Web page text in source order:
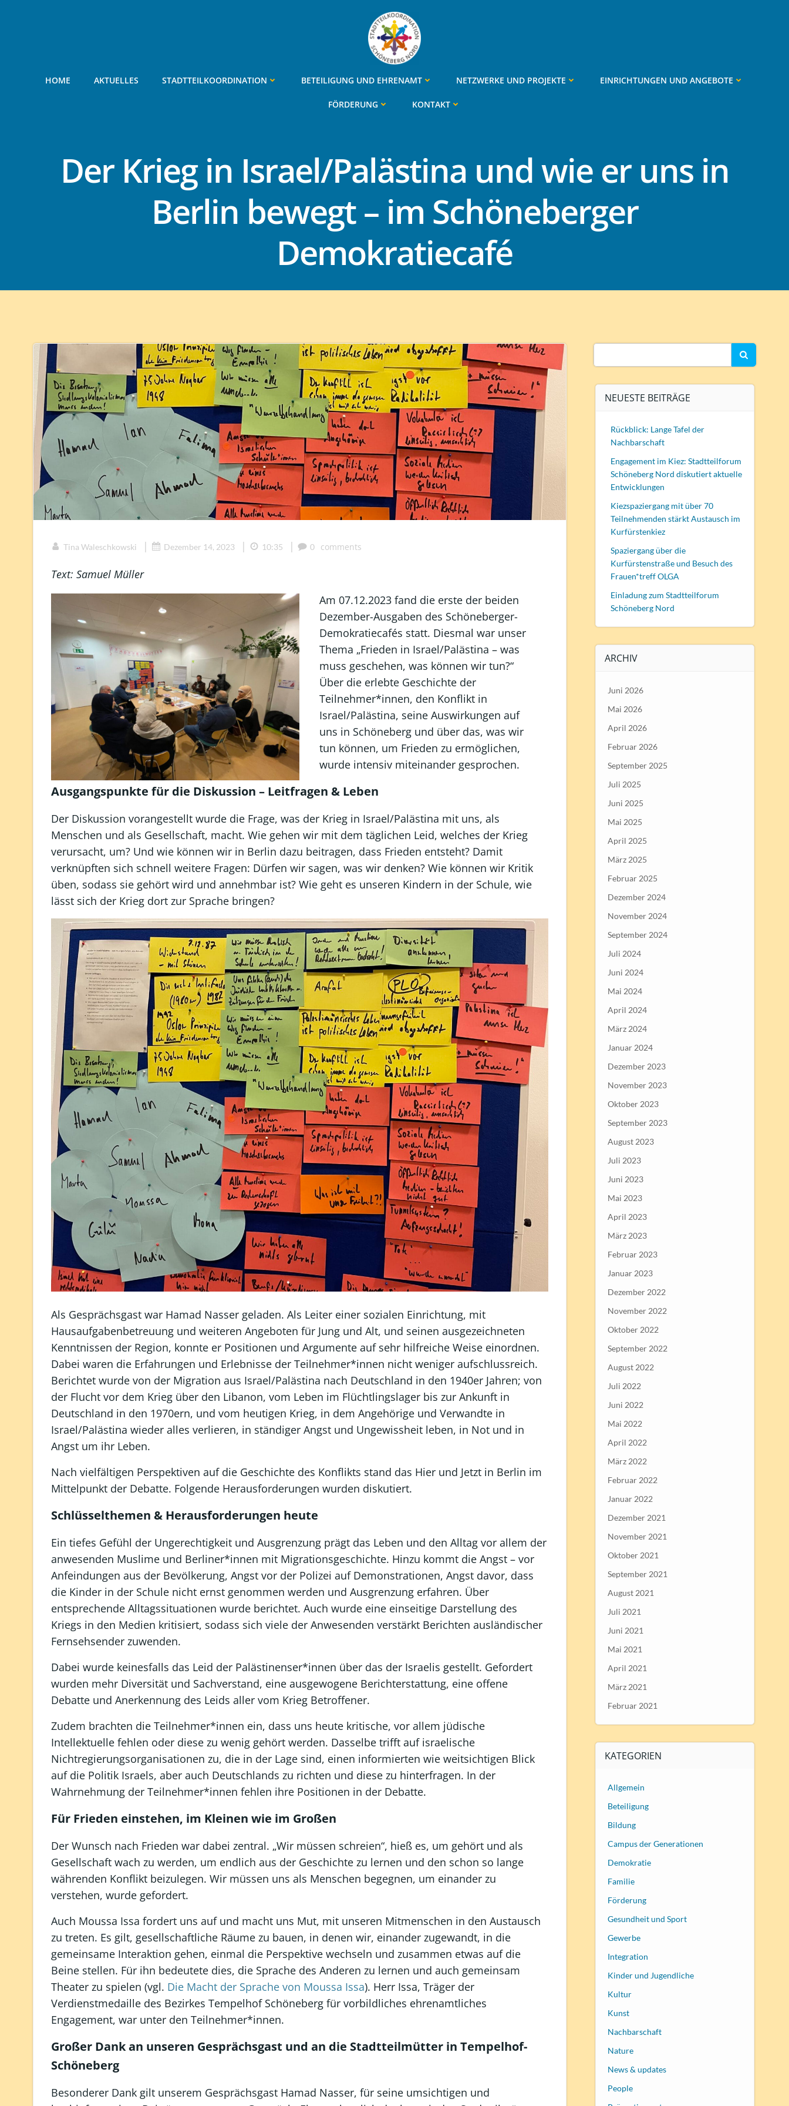
HOME AKTUELLES STADTTEILKOORDINATION BETEILIGUNG UND EHRENAMT NETZWERKE UND PROJEKTE EINRICHTUNGEN UND ANGEBOTE
FÖRDERUNG KONTAKT
Der Krieg in Israel/Palästina und wie er uns in
Berlin bewegt – im Schöneberger
Demokratiecafé
Tina Waleschkowski | Dezember 14, 2023 | 10:35 | 0 comments
Text: Samuel Müller
Am 07.12.2023 fand die erste der beiden
Dezember-Ausgaben des Schöneberger-
Demokratiecafés statt. Diesmal war unser
Thema „Frieden in Israel/Palästina – was
muss geschehen, was können wir tun?“
Über die erlebte Geschichte der
Teilnehmer*innen, den Konflikt in
Israel/Palästina, seine Auswirkungen auf
uns in Schöneberg und über das, was wir
tun können, um Frieden zu ermöglichen,
wurde intensiv miteinander gesprochen.
Ausgangspunkte für die Diskussion – Leitfragen & Leben
Der Diskussion vorangestellt wurde die Frage, was der Krieg in Israel/Palästina mit uns, als
Menschen und als Gesellschaft, macht. Wie gehen wir mit dem täglichen Leid, welches der Krieg
verursacht, um? Und wie können wir in Berlin dazu beitragen, dass Frieden entsteht? Damit
verknüpften sich schnell weitere Fragen: Dürfen wir sagen, was wir denken? Wie können wir Kritik
üben, sodass sie gehört wird und annehmbar ist? Wie geht es unseren Kindern in der Schule, wie
lässt sich der Krieg dort zur Sprache bringen?
Als Gesprächsgast war Hamad Nasser geladen. Als Leiter einer sozialen Einrichtung, mit
Hausaufgabenbetreuung und weiteren Angeboten für Jung und Alt, und seinen ausgezeichneten
Kenntnissen der Region, konnte er Positionen und Argumente auf sehr hilfreiche Weise einordnen.
Dabei waren die Erfahrungen und Erlebnisse der Teilnehmer*innen nicht weniger aufschlussreich.
Berichtet wurde von der Migration aus Israel/Palästina nach Deutschland in den 1940er Jahren; von
der Flucht vor dem Krieg über den Libanon, vom Leben im Flüchtlingslager bis zur Ankunft in
Deutschland in den 1970ern, und vom heutigen Krieg, in dem Angehörige und Verwandte in
Israel/Palästina wieder alles verlieren, in ständiger Angst und Ungewissheit leben, in Not und in
Angst um ihr Leben.
Nach vielfältigen Perspektiven auf die Geschichte des Konflikts stand das Hier und Jetzt in Berlin im
Mittelpunkt der Debatte. Folgende Herausforderungen wurden diskutiert.
Schlüsselthemen & Herausforderungen heute
Ein tiefes Gefühl der Ungerechtigkeit und Ausgrenzung prägt das Leben und den Alltag vor allem der
anwesenden Muslime und Berliner*innen mit Migrationsgeschichte. Hinzu kommt die Angst – vor
Anfeindungen aus der Bevölkerung, Angst vor der Polizei auf Demonstrationen, Angst davor, dass
die Kinder in der Schule nicht ernst genommen werden und Ausgrenzung erfahren. Über
entsprechende Alltagssituationen wurde berichtet. Auch wurde eine einseitige Darstellung des
Kriegs in den Medien kritisiert, sodass sich viele der Anwesenden verstärkt Berichten ausländischer
Fernsehsender zuwenden.
Dabei wurde keinesfalls das Leid der Palästinenser*innen über das der Israelis gestellt. Gefordert
wurden mehr Diversität und Sachverstand, eine ausgewogene Berichterstattung, eine offene
Debatte und Anerkennung des Leids aller vom Krieg Betroffener.
Zudem brachten die Teilnehmer*innen ein, dass uns heute kritische, vor allem jüdische
Intellektuelle fehlen oder diese zu wenig gehört werden. Dasselbe trifft auf israelische
Nichtregierungsorganisationen zu, die in der Lage sind, einen informierten wie weitsichtigen Blick
auf die Politik Israels, aber auch Deutschlands zu richten und diese zu hinterfragen. In der
Wahrnehmung der Teilnehmer*innen fehlen ihre Positionen in der Debatte.
Für Frieden einstehen, im Kleinen wie im Großen
Der Wunsch nach Frieden war dabei zentral. „Wir müssen schreien“, hieß es, um gehört und als
Gesellschaft wach zu werden, um endlich aus der Geschichte zu lernen und den schon so lange
währenden Konflikt beizulegen. Wir müssen uns als Menschen begegnen, um einander zu
verstehen, wurde gefordert.
Auch Moussa Issa fordert uns auf und macht uns Mut, mit unseren Mitmenschen in den Austausch
zu treten. Es gilt, gesellschaftliche Räume zu bauen, in denen wir, einander zugewandt, in die
gemeinsame Interaktion gehen, einmal die Perspektive wechseln und zusammen etwas auf die
Beine stellen. Für ihn bedeutete dies, die Sprache des Anderen zu lernen und auch gemeinsam
Theater zu spielen (vgl. Die Macht der Sprache von Moussa Issa). Herr Issa, Träger der
Verdienstmedaille des Bezirkes Tempelhof Schöneberg für vorbildliches ehrenamtliches
Engagement, war unter den Teilnehmer*innen.
Großer Dank an unseren Gesprächsgast und an die Stadtteilmütter in Tempelhof-
Schöneberg
Besonderer Dank gilt unserem Gesprächsgast Hamad Nasser, für seine umsichtigen und
for:
NEUESTE BEITRÄGE
Rückblick: Lange Tafel der
Nachbarschaft
Engagement im Kiez: Stadtteilforum
Schöneberg Nord diskutiert aktuelle
Entwicklungen
Kiezspaziergang mit über 70
Teilnehmenden stärkt Austausch im
Kurfürstenkiez
Spaziergang über die
Kurfürstenstraße und Besuch des
Frauen*treff OLGA
Einladung zum Stadtteilforum
Schöneberg Nord
ARCHIV
Juni 2026
Mai 2026
April 2026
Februar 2026
September 2025
Juli 2025
Juni 2025
Mai 2025
April 2025
März 2025
Februar 2025
Dezember 2024
November 2024
September 2024
Juli 2024
Juni 2024
Mai 2024
April 2024
März 2024
Januar 2024
Dezember 2023
November 2023
Oktober 2023
September 2023
August 2023
Juli 2023
Juni 2023
Mai 2023
April 2023
März 2023
Februar 2023
Januar 2023
Dezember 2022
November 2022
Oktober 2022
September 2022
August 2022
Juli 2022
Juni 2022
Mai 2022
April 2022
März 2022
Februar 2022
Januar 2022
Dezember 2021
November 2021
Oktober 2021
September 2021
August 2021
Juli 2021
Juni 2021
Mai 2021
April 2021
März 2021
Februar 2021
KATEGORIEN
Allgemein
Beteiligung
Bildung
Campus der Generationen
Demokratie
Familie
Förderung
Gesundheit und Sport
Gewerbe
Integration
Kinder und Jugendliche
Kultur
Kunst
Nachbarschaft
Nature
News & updates
People